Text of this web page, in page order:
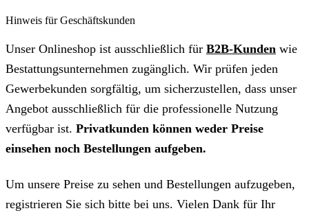
Hinweis für Geschäftskunden
Unser Onlineshop ist ausschließlich für B2B-Kunden wie
Bestattungsunternehmen zugänglich. Wir prüfen jeden
Gewerbekunden sorgfältig, um sicherzustellen, dass unser
Angebot ausschließlich für die professionelle Nutzung
verfügbar ist. Privatkunden können weder Preise
einsehen noch Bestellungen aufgeben.
Um unsere Preise zu sehen und Bestellungen aufzugeben,
registrieren Sie sich bitte bei uns. Vielen Dank für Ihr